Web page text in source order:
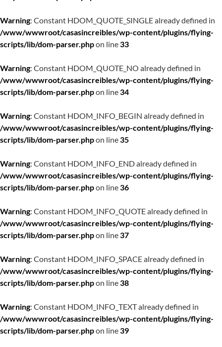
Warning: Constant HDOM_QUOTE_SINGLE already defined in
/www/wwwroot/casasincreibles/wp-content/plugins/flying-
scripts/lib/dom-parser.phpon line33
Warning: Constant HDOM_QUOTE_NO already defined in
/www/wwwroot/casasincreibles/wp-content/plugins/flying-
scripts/lib/dom-parser.phpon line34
Warning: Constant HDOM_INFO_BEGIN already defined in
/www/wwwroot/casasincreibles/wp-content/plugins/flying-
scripts/lib/dom-parser.phpon line35
Warning: Constant HDOM_INFO_END already defined in
/www/wwwroot/casasincreibles/wp-content/plugins/flying-
scripts/lib/dom-parser.phpon line36
Warning: Constant HDOM_INFO_QUOTE already defined in
/www/wwwroot/casasincreibles/wp-content/plugins/flying-
scripts/lib/dom-parser.phpon line37
Warning: Constant HDOM_INFO_SPACE already defined in
/www/wwwroot/casasincreibles/wp-content/plugins/flying-
scripts/lib/dom-parser.phpon line38
Warning: Constant HDOM_INFO_TEXT already defined in
/www/wwwroot/casasincreibles/wp-content/plugins/flying-
scripts/lib/dom-parser.phpon line39